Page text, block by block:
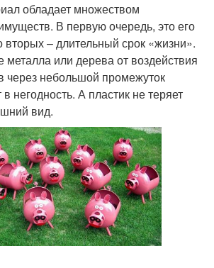
обладает множеством
В первую очередь, это его
вторых – длительный срок «жизни».
металла или дерева от воздействия
через небольшой промежуток
негодность. А пластик не теряет
вид.